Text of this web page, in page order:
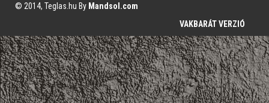
© 2014, Teglas.hu By Mandsol.com
VAKBARÁT VERZIÓ